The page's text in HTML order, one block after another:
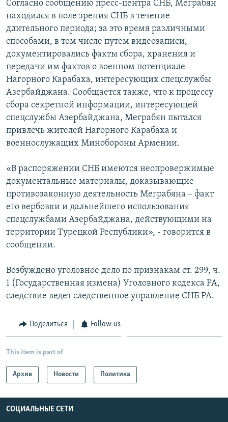
English
Русский
Все сайты Радио Азатутюн
Согласно сообщению пресс-центра СНБ, Меграбян
находился в поле зрения СНБ в течение
длительного периода; за это время различными
способами, в том числе путем видеозаписи,
документировались факты сбора, хранения и
передачи им фактов о военном потенциале
Нагорного Карабаха, интересующих спецслужбы
Азербайджана. Сообщается также, что к процессу
сбора секретной информации, интересующей
спецслужбы Азербайджана, Меграбян пытался
привлечь жителей Нагорного Карабаха и
военнослужащих Минобороны Армении.
«В распоряжении СНБ имеются неопровержимые
документальные материалы, доказывающие
противозаконную деятельность Меграбяна – факт
его вербовки и дальнейшего использования
спецслужбами Азербайджана, действующими на
территории Турецкой Республики», - говорится в
сообщении.
Возбуждено уголовное дело по признакам ст. 299, ч.
1 (Государственная измена) Уголовного кодекса РА,
следствие ведет следственное управление СНБ РА.
Поделиться Follow us
This item is part of
Архив Новости Политика
СОЦИАЛЬНЫЕ СЕТИ